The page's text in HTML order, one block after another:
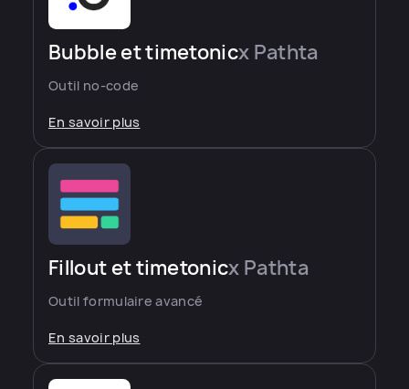
Bubble et timetonicx Pathta
Outil no-code
En savoir plus
Fillout et timetonicx Pathta
Outil formulaire avancé
En savoir plus